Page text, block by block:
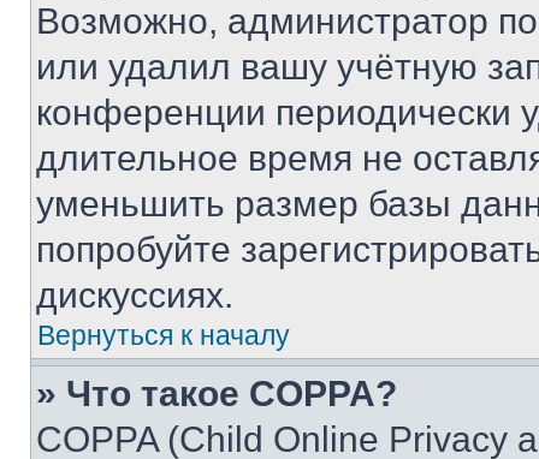
Возможно, администратор
или удалил вашу учётную
конференции периодически
длительное время не
уменьшить размер базы
попробуйте
дискуссиях.
Вернуться к началу
» Что такое COPPA?
COPPA (Child Online Privacy